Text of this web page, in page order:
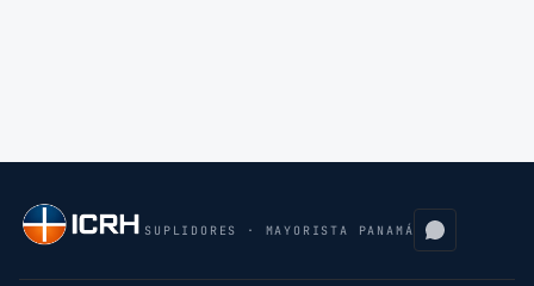
SUPLIDORES · MAYORISTA PANAMÁ